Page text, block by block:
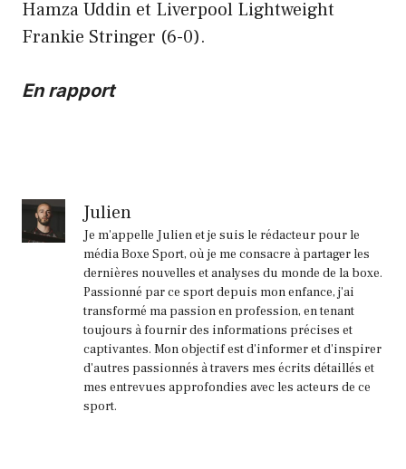
Hamza Uddin et Liverpool Lightweight
Frankie Stringer (6-0).
En rapport
Julien
Je m'appelle Julien et je suis le rédacteur pour le
média Boxe Sport, où je me consacre à partager les
dernières nouvelles et analyses du monde de la boxe.
Passionné par ce sport depuis mon enfance, j'ai
transformé ma passion en profession, en tenant
toujours à fournir des informations précises et
captivantes. Mon objectif est d'informer et d'inspirer
d'autres passionnés à travers mes écrits détaillés et
mes entrevues approfondies avec les acteurs de ce
sport.